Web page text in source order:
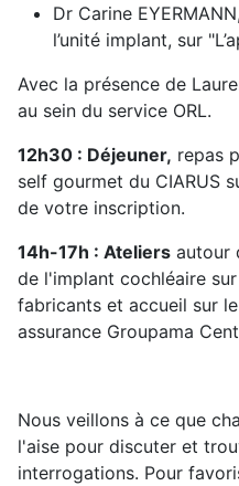
Dr Carine
l’unité implant, sur
Avec la présence de
au sein du service ORL.
12h30 : Déjeuner, repas
self gourmet du CIARUS
de votre inscription.
14h-17h : Ateliers autour
de l'implant cochléaire
fabricants et accueil sur
assurance Groupama
Nous veillons à ce que
l'aise pour discuter et
interrogations. Pour